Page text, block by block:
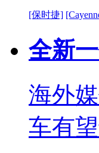
[保时捷]
全新
海外
车有